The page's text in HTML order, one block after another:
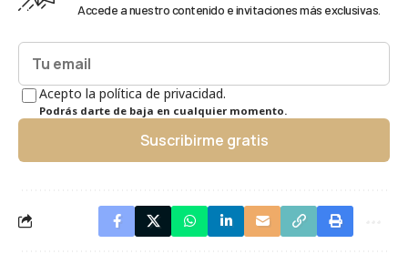
Accede a nuestro contenido e invitaciones más exclusivas.
Acepto la política de privacidad.
Podrás darte de baja en cualquier momento.
Suscribirme gratis